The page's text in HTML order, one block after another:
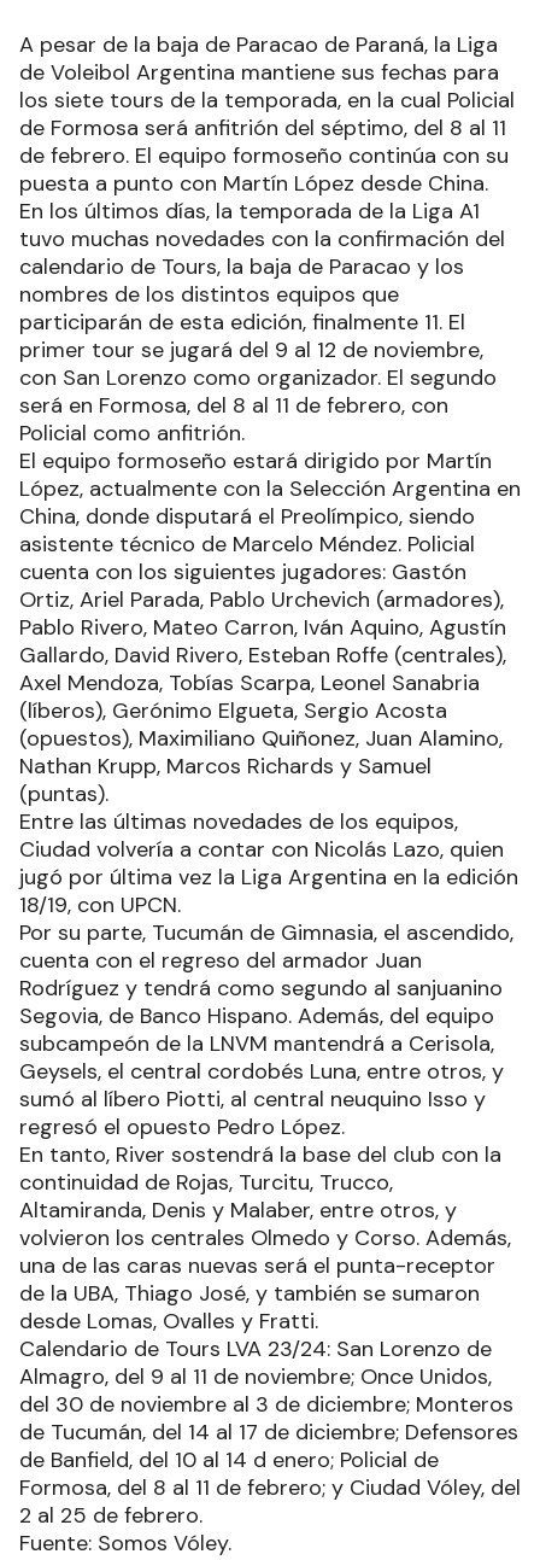
A pesar de la baja de Paracao de Paraná, la Liga
de Voleibol Argentina mantiene sus fechas para
los siete tours de la temporada, en la cual Policial
de Formosa será anfitrión del séptimo, del 8 al 11
de febrero. El equipo formoseño continúa con su
puesta a punto con Martín López desde China.
En los últimos días, la temporada de la Liga A1
tuvo muchas novedades con la confirmación del
calendario de Tours, la baja de Paracao y los
nombres de los distintos equipos que
participarán de esta edición, finalmente 11. El
primer tour se jugará del 9 al 12 de noviembre,
con San Lorenzo como organizador. El segundo
será en Formosa, del 8 al 11 de febrero, con
Policial como anfitrión.
El equipo formoseño estará dirigido por Martín
López, actualmente con la Selección Argentina en
China, donde disputará el Preolímpico, siendo
asistente técnico de Marcelo Méndez. Policial
cuenta con los siguientes jugadores: Gastón
Ortiz, Ariel Parada, Pablo Urchevich (armadores),
Pablo Rivero, Mateo Carron, Iván Aquino, Agustín
Gallardo, David Rivero, Esteban Roffe (centrales),
Axel Mendoza, Tobías Scarpa, Leonel Sanabria
(líberos), Gerónimo Elgueta, Sergio Acosta
(opuestos), Maximiliano Quiñonez, Juan Alamino,
Nathan Krupp, Marcos Richards y Samuel
(puntas).
Entre las últimas novedades de los equipos,
Ciudad volvería a contar con Nicolás Lazo, quien
jugó por última vez la Liga Argentina en la edición
18/19, con UPCN.
Por su parte, Tucumán de Gimnasia, el ascendido,
cuenta con el regreso del armador Juan
Rodríguez y tendrá como segundo al sanjuanino
Segovia, de Banco Hispano. Además, del equipo
subcampeón de la LNVM mantendrá a Cerisola,
Geysels, el central cordobés Luna, entre otros, y
sumó al líbero Piotti, al central neuquino Isso y
regresó el opuesto Pedro López.
En tanto, River sostendrá la base del club con la
continuidad de Rojas, Turcitu, Trucco,
Altamiranda, Denis y Malaber, entre otros, y
volvieron los centrales Olmedo y Corso. Además,
una de las caras nuevas será el punta-receptor
de la UBA, Thiago José, y también se sumaron
desde Lomas, Ovalles y Fratti.
Calendario de Tours LVA 23/24: San Lorenzo de
Almagro, del 9 al 11 de noviembre; Once Unidos,
del 30 de noviembre al 3 de diciembre; Monteros
de Tucumán, del 14 al 17 de diciembre; Defensores
de Banfield, del 10 al 14 d enero; Policial de
Formosa, del 8 al 11 de febrero; y Ciudad Vóley, del
2 al 25 de febrero.
Fuente: Somos Vóley.